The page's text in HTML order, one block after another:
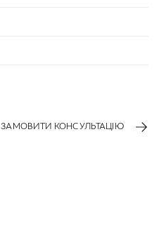
ЗАМОВИТИ КОНСУЛЬТАЦІЮ